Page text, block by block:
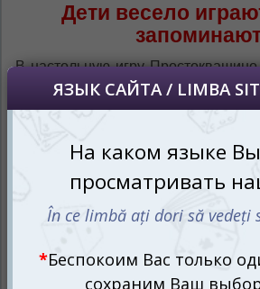
Дети весело
В настольную игру
играть по трём вариантам
уровня подготовки участников и
вариант. Все варианты игр
В первом варианте игры
игральная часть поля,
кубик. Этот вариант